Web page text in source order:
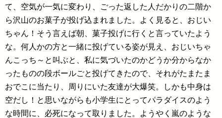
て、空気が一気に変わり、ごった返した人だかりの二階か
ら沢山のお菓子が投げ込まれました。よく見ると、おじい
ちゃん！そう言えば朝、菓子投げに行くと言っていたよう
な。何人かの方と一緒に投げている姿が見え、おじいちゃ
んこっち～と叫ぶと、私に気づいたのかどうか分からなか
ったものの段ボールごと投げてきたので、それがたまたま
おでこに当たり、周りにいた友達が大爆笑。しかも中身は
空だし！と思いながらも小学生にとってパラダイスのよう
な時間に、必死になって取りました。ようやく嵐のような